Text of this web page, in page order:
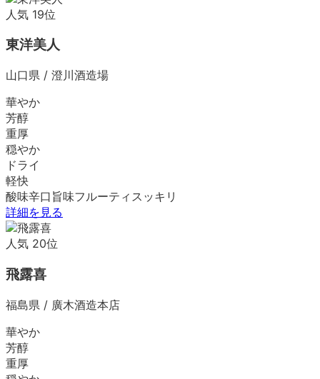
人気 19位
東洋美人
山口県 / 澄川酒造場
華やか
芳醇
重厚
穏やか
ドライ
軽快
酸味辛口 旨味フルーティ スッキリ
詳細を見る
人気 20位
飛露喜
福島県 / 廣木酒造本店
華やか
芳醇
重厚